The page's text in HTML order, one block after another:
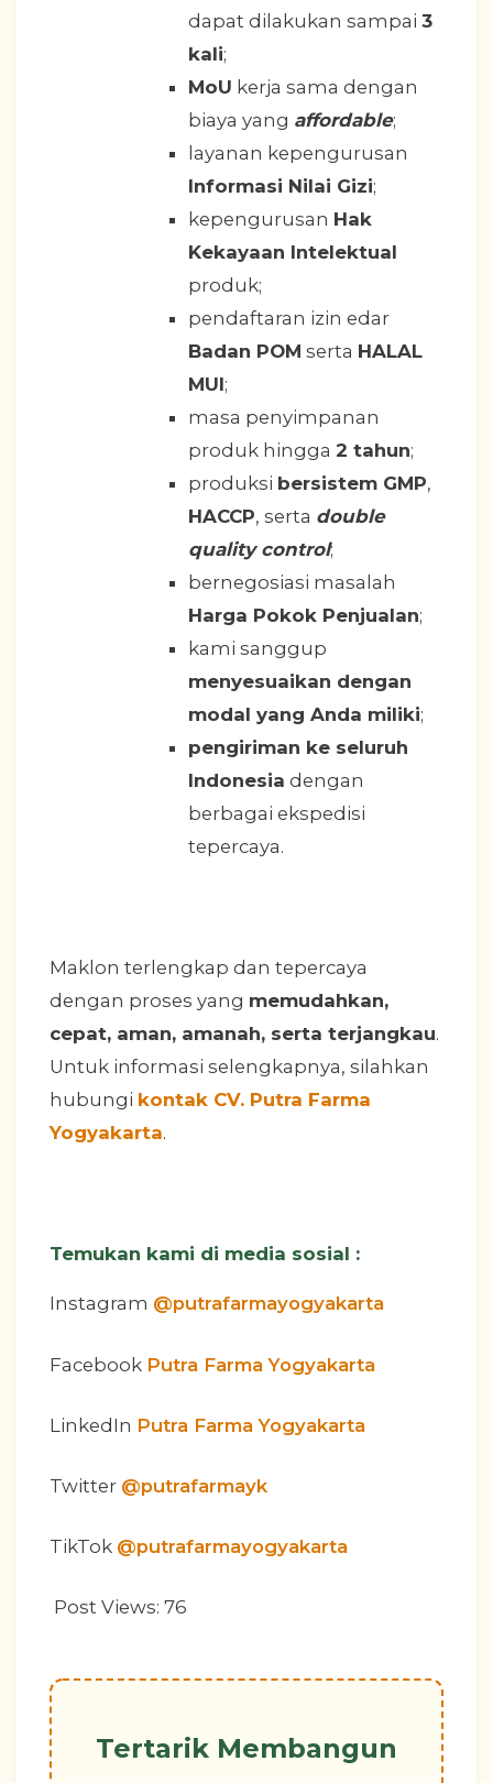
dapat dilakukan sampai 3
kali;
MoU kerja sama dengan
biaya yang affordable;
layanan kepengurusan
Informasi Nilai Gizi;
kepengurusan Hak
Kekayaan Intelektual
produk;
pendaftaran izin edar
Badan POM serta HALAL
MUI;
masa penyimpanan
produk hingga 2 tahun;
produksi bersistem GMP,
HACCP, serta double
quality control;
bernegosiasi masalah
Harga Pokok Penjualan;
kami sanggup
menyesuaikan dengan
modal yang Anda miliki;
pengiriman ke seluruh
Indonesia dengan
berbagai ekspedisi
tepercaya.
Maklon terlengkap dan tepercaya
dengan proses yang memudahkan,
cepat, aman, amanah, serta terjangkau.
Untuk informasi selengkapnya, silahkan
hubungi kontak CV. Putra Farma
Yogyakarta.
Temukan kami di media sosial :
Instagram @putrafarmayogyakarta
Facebook Putra Farma Yogyakarta
LinkedIn Putra Farma Yogyakarta
Twitter @putrafarmayk
TikTok @putrafarmayogyakarta
Post Views: 76
Tertarik Membangun